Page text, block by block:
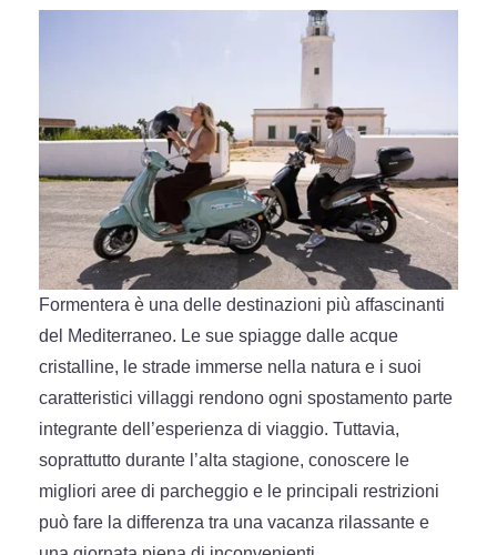
Formentera è una delle destinazioni più affascinanti
del Mediterraneo. Le sue spiagge dalle acque
cristalline, le strade immerse nella natura e i suoi
caratteristici villaggi rendono ogni spostamento parte
integrante dell’esperienza di viaggio. Tuttavia,
soprattutto durante l’alta stagione, conoscere le
migliori aree di parcheggio e le principali restrizioni
può fare la differenza tra una vacanza rilassante e